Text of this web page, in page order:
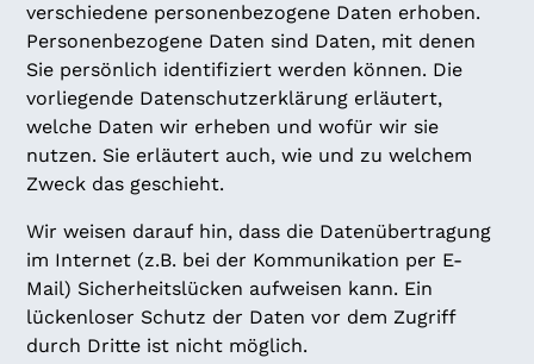
verschiedene personenbezogene Daten erhoben.
Personenbezogene Daten sind Daten, mit denen
Sie persönlich identifiziert werden können. Die
vorliegende Datenschutzerklärung erläutert,
welche Daten wir erheben und wofür wir sie
nutzen. Sie erläutert auch, wie und zu welchem
Zweck das geschieht.
Wir weisen darauf hin, dass die Datenübertragung
im Internet (z.B. bei der Kommunikation per E-
Mail) Sicherheitslücken aufweisen kann. Ein
lückenloser Schutz der Daten vor dem Zugriff
durch Dritte ist nicht möglich.